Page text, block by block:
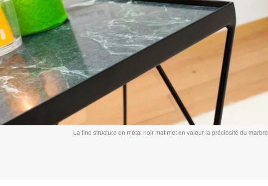
La fine structure en métal noir mat met en valeur la préciosité du marbre.